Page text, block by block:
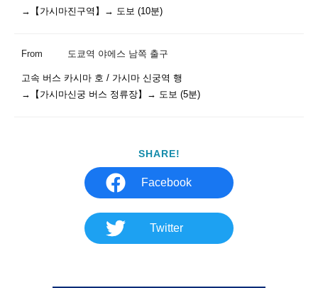
→【가시마진구역】→ 도보 (10분)
From 도쿄역 야에스 남쪽 출구
고속 버스 카시마 호 / 가시마 신궁역 행
→【가시마신궁 버스 정류장】→ 도보 (5분)
SHARE!
Facebook
Twitter